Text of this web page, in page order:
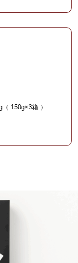
150g×3箱 ）